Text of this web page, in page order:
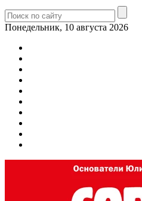
Понедельник, 10 августа 2026